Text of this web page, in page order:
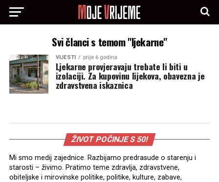
Svi članci s temom "ljekarne"
VIJESTI prije 6 godina
Ljekarne provjeravaju trebate li biti u
izolaciji. Za kupovinu lijekova, obavezna je
zdravstvena iskaznica
ŽIVOT POČINJE S 50!
Mi smo medij zajednice. Razbijamo predrasude o starenju i
starosti – živimo. Pratimo teme zdravlja, zdravstvene,
obiteljske i mirovinske politike, politike, kulture, zabave,